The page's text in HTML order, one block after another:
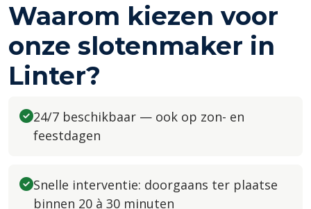
Waarom kiezen voor
onze slotenmaker in
Linter?
24/7 beschikbaar — ook op zon- en
feestdagen
Snelle interventie: doorgaans ter plaatse
binnen 20 à 30 minuten